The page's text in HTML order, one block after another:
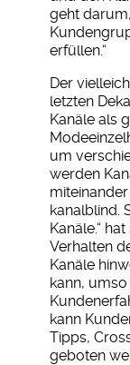
geht
erfüllen.“
Der
letzten
Kanäle als
um
werden
kanalblind.
Kanäle.“
Verhalten
Kanäle
kann,
kann
Tipps,
geboten